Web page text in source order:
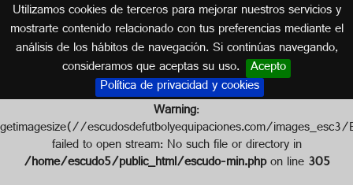
Utilizamos cookies de terceros para mejorar nuestros servicios y
mostrarte contenido relacionado con tus preferencias mediante el
análisis de los hábitos de navegación. Si continúas navegando,
consideramos que aceptas su uso. Acepto
Política de privacidad y cookies
Escudo de E.D. ALMUDENA
MADRID
Warning:
getimagesize(//escudosdefutbolyequipaciones.com/
failed to open stream: No such file or directory in
/home/escudo5/public_html/escudo-min.phpon line305